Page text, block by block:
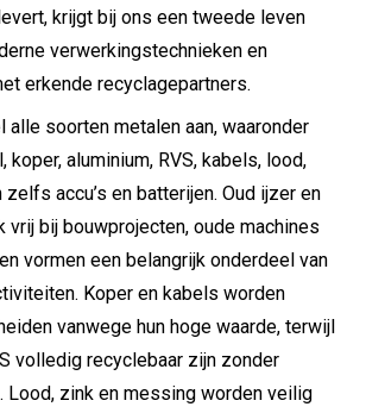
krijgt bij ons een tweede leven
verwerkingstechnieken en
erkende recyclagepartners.
alle soorten metalen aan, waaronder
koper, aluminium, RVS, kabels, lood,
accu’s en batterijen. Oud ijzer en
vrij bij bouwprojecten, oude machines
vormen een belangrijk onderdeel van
Koper en kabels worden
vanwege hun hoge waarde, terwijl
volledig recyclebaar zijn zonder
zink en messing worden veilig